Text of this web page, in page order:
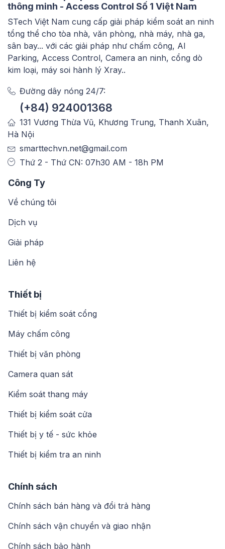
thông minh - Access Control Số 1 Việt Nam
STech Việt Nam cung cấp giải pháp kiểm soát an ninh
tổng thể cho tòa nhà, văn phòng, nhà máy, nhà ga,
sân bay... với các giải pháp như chấm công, AI
Parking, Access Control, Camera an ninh, cổng dò
kim loại, máy soi hành lý Xray..
Đường dây nóng 24/7:
(+84) 924001368
131 Vương Thừa Vũ, Khương Trung, Thanh Xuân,
Hà Nội
smarttechvn.net@gmail.com
Thứ 2 - Thứ CN: 07h30 AM - 18h PM
Công Ty
Về chúng tôi
Dịch vụ
Giải pháp
Liên hệ
Thiết bị
Thiết bị kiểm soát cổng
Máy chấm công
Thiết bị văn phòng
Camera quan sát
Kiểm soát thang máy
Thiết bị kiểm soát cửa
Thiết bị y tế - sức khỏe
Thiết bị kiểm tra an ninh
Chính sách
Chính sách bán hàng và đổi trả hàng
Chính sách vận chuyển và giao nhận
Chính sách bảo hành